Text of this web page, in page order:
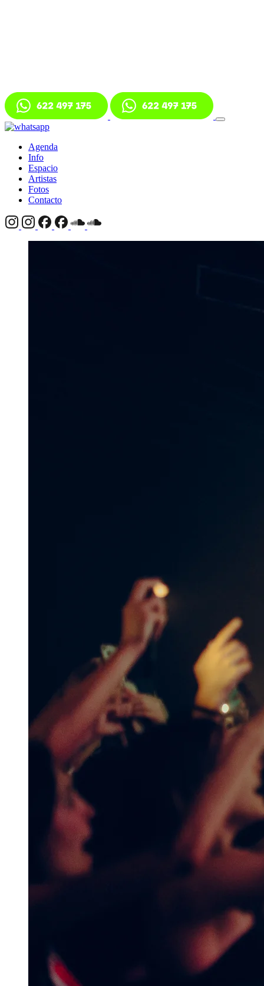
Agenda
Info
Espacio
Artistas
Fotos
Contacto